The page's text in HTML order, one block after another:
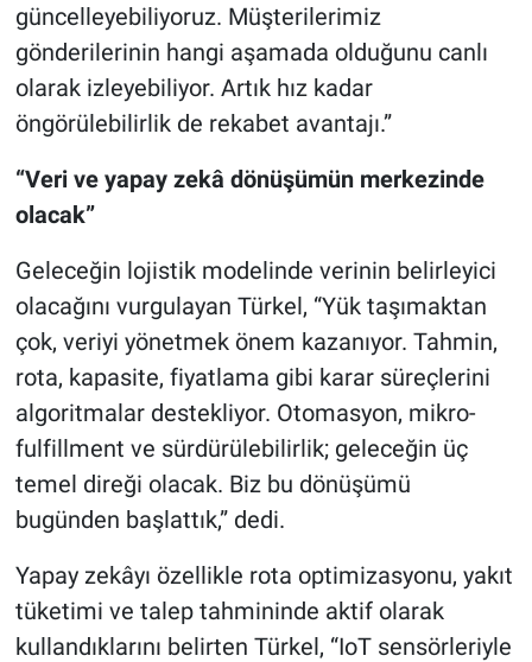
güncelleyebiliyoruz. Müşterilerimiz
gönderilerinin hangi aşamada olduğunu canlı
olarak izleyebiliyor. Artık hız kadar
öngörülebilirlik de rekabet avantajı.”
“Veri ve yapay zekâ dönüşümün merkezinde
olacak”
Geleceğin lojistik modelinde verinin belirleyici
olacağını vurgulayan Türkel, “Yük taşımaktan
çok, veriyi yönetmek önem kazanıyor. Tahmin,
rota, kapasite, fiyatlama gibi karar süreçlerini
algoritmalar destekliyor. Otomasyon, mikro-
fulfillment ve sürdürülebilirlik; geleceğin üç
temel direği olacak. Biz bu dönüşümü
bugünden başlattık,” dedi.
Yapay zekâyı özellikle rota optimizasyonu, yakıt
tüketimi ve talep tahmininde aktif olarak
kullandıklarını belirten Türkel, “IoT sensörleriyle